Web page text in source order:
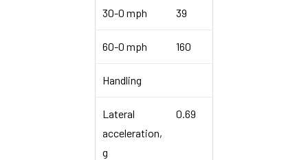
30-0 mph 39
60-0 mph 160
Handling
Lateral
acceleration,
g
0.69